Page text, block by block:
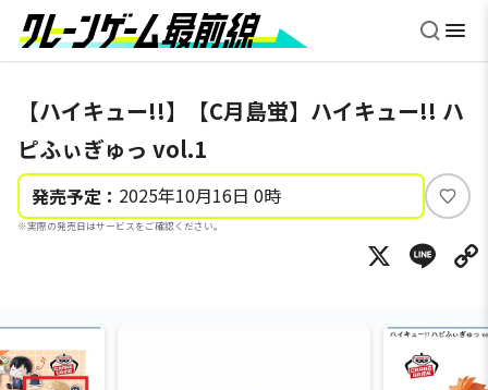
【ハイキュー!!】【C月島蛍】ハイキュー!! ハ
ピふぃぎゅっ vol.1
発売予定： 2025年10月16日 0時
※実際の発売日はサービスをご確認ください。
い
ね
X